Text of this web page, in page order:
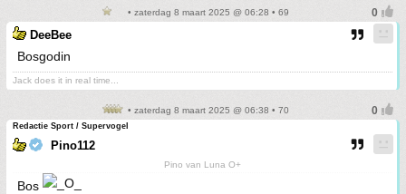
• zaterdag 8 maart 2025 @ 06:28 • 69
DeeBee
Bosgodin
Jack does it in real time...
• zaterdag 8 maart 2025 @ 06:38 • 70
Redactie Sport / Supervogel
Pino112
Pino van Luna O+
Bos